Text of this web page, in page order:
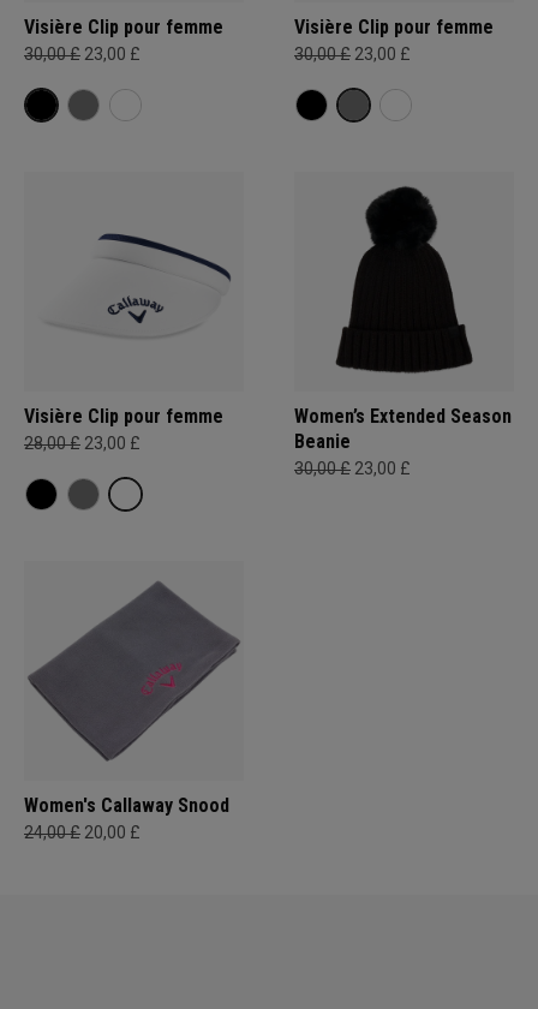
Visière Clip pour femme
30,00 £ 23,00 £
Visière Clip pour femme
30,00 £ 23,00 £
Visière Clip pour femme
28,00 £ 23,00 £
Women’s Extended Season
Beanie
30,00 £ 23,00 £
Women's Callaway Snood
24,00 £ 20,00 £